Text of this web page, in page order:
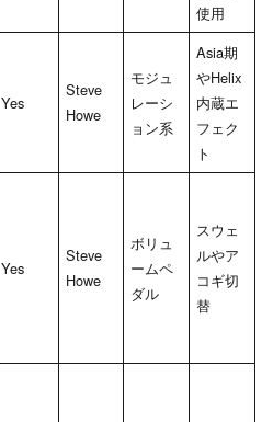
使用
Yes
Steve
Howe
モジュ
レーシ
ョン系
Asia期
やHelix
内蔵エ
フェク
ト
Yes
Steve
Howe
ボリュ
ームペ
ダル
スウェ
ルやア
コギ切
替